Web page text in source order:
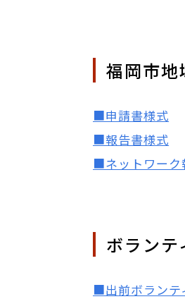
福岡市地
■申請書様式
■報告書様式
■ネットワーク
ボランテ
■出前ボランテ